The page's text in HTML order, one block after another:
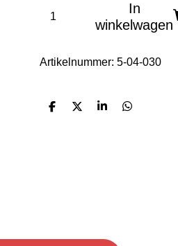
In
winkelwagen
Artikelnummer: 5-04-030
D
D
S
D